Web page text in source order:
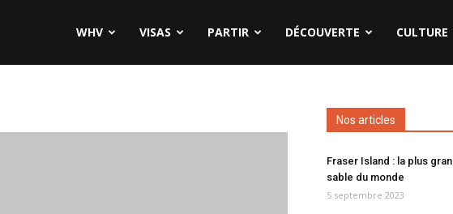
WHV VISAS PARTIR DÉCOUVERTE CULTURE
Nos articles
Fraser Island : la plus
sable du monde
5 septembre 2023